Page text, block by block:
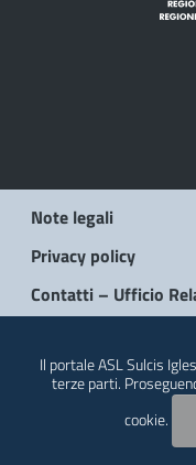
Note legali
Privacy policy
Contatti – Ufficio
Il portale ASL Sulcis
terze parti.
cookie.